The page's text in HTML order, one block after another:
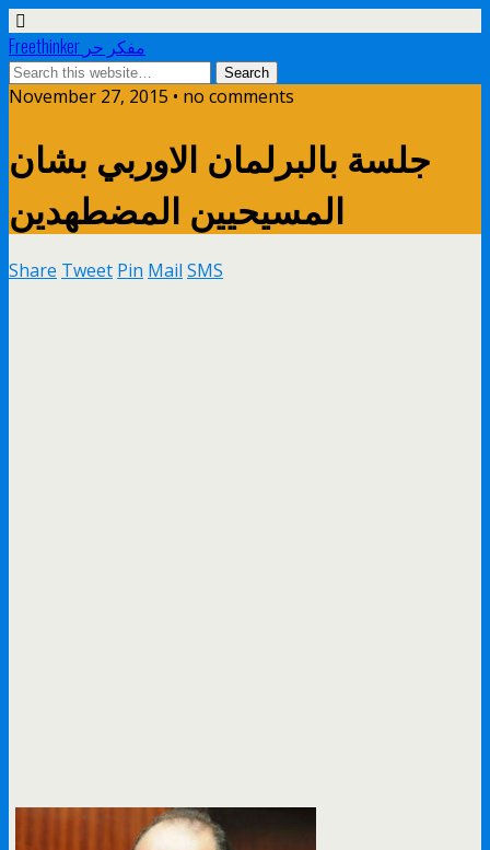
Freethinker مفكر حر
November 27, 2015 • no comments
جلسة بالبرلمان الاوربي بشان
المسيحيين المضطهدين
Share Tweet Pin Mail SMS